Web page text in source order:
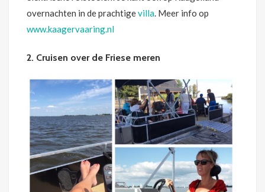
overnachten in de prachtigevilla. Meer info op
www.kaagervaaring.nl
2. Cruisen over de Friese meren